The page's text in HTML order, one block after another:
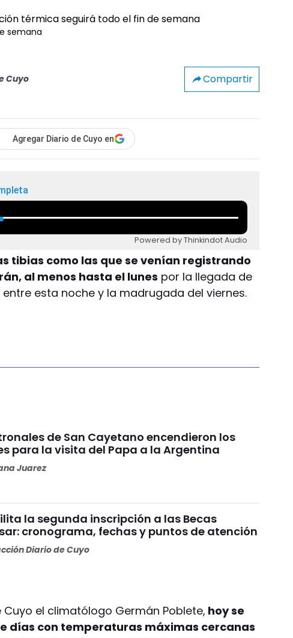
semana
Cuyo Compartir
Agregar Diario de Cuyo en
Powered by Thinkindot Audio
tibias como las que se venían registrando
al menos hasta el lunes por la llegada de
esta noche y la madrugada del viernes.
de San Cayetano encendieron los
para la visita del Papa a la Argentina
Juarez
la segunda inscripción a las Becas
cronograma, fechas y puntos de atención
Diario de Cuyo
Cuyo el climatólogo Germán Poblete, hoy se
días con temperaturas máximas cercanas